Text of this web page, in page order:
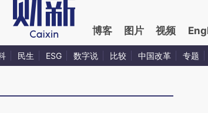
博客 图片 视频
民生 ESG 数字说 比较 中国改革 专题